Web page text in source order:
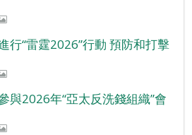
行“雷霆2026”行動 預防和打擊
與2026年“亞太反洗錢組織”會